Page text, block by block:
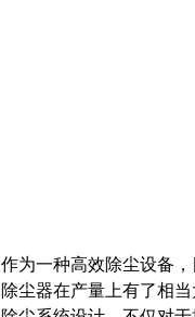
作为一种高效除尘设备
除尘器在产量上有了相